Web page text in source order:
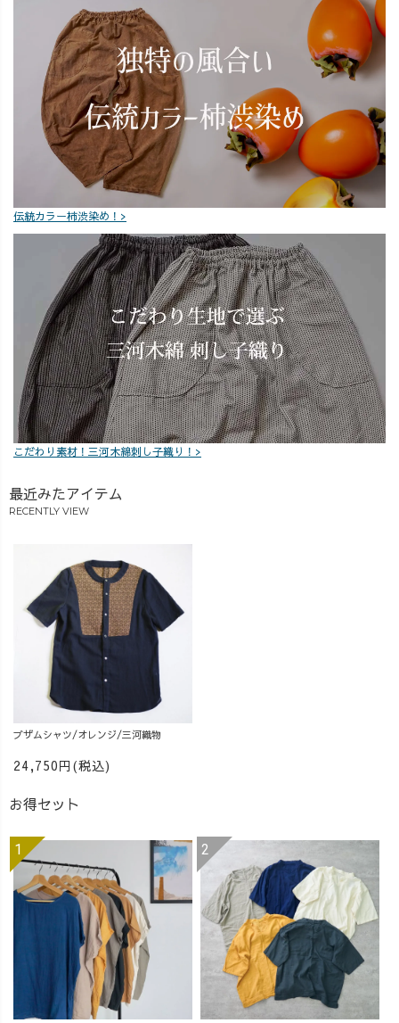
伝統カラー柿渋染め！>
こだわり素材！三河木綿刺し子織り！>
最近みたアイテム
RECENTLY VIEW
ブザムシャツ/オレンジ/三河織物
24,750円(税込)
お得セット